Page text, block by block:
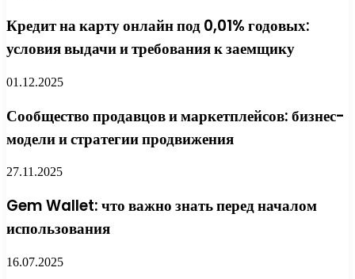
Кредит на карту онлайн под 0,01% годовых:
условия выдачи и требования к заемщику
01.12.2025
Сообщество продавцов и маркетплейсов: бизнес-
модели и стратегии продвижения
27.11.2025
Gem Wallet: что важно знать перед началом
использования
16.07.2025